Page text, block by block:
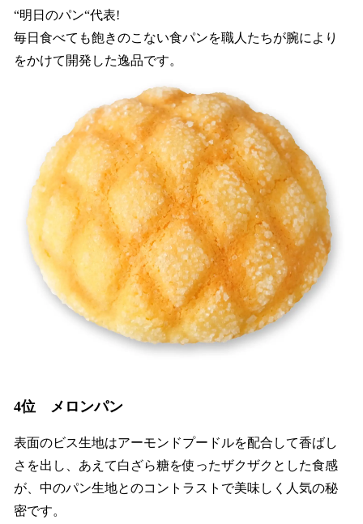
“明日のパン“代表!
毎日食べても飽きのこない食パンを職人たちが腕により
をかけて開発した逸品です。
4位 メロンパン
表面のビス生地はアーモンドプードルを配合して香ばし
さを出し、あえて白ざら糖を使ったザクザクとした食感
が、中のパン生地とのコントラストで美味しく人気の秘
密です。